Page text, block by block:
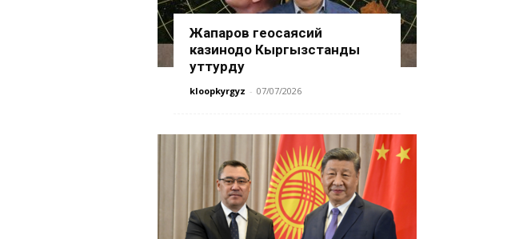
Жапаров геосаясий
казинодо Кыргызстанды
уттурду
kloopkyrgyz - 07/07/2026